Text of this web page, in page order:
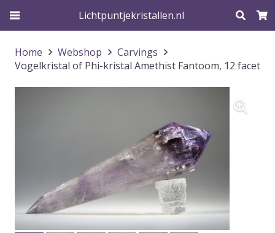
Lichtpuntjekristallen.nl
Home Webshop
Carvings
Vogelkristal of Phi-kristal Amethist Fantoom, 12 facet